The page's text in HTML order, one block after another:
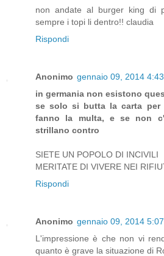
non andate al burger king di
sempre i topi li dentro!! claudia
Rispondi
Anonimo gennaio 09, 2014
in germania non esistono
se solo si butta la carta
fanno la multa, e se non
strillano contro
SIETE UN POPOLO DI INCIVILI
MERITATE DI VIVERE NEI
Rispondi
Anonimo gennaio 09, 2014
L'impressione è che non vi
quanto è grave la situazione di